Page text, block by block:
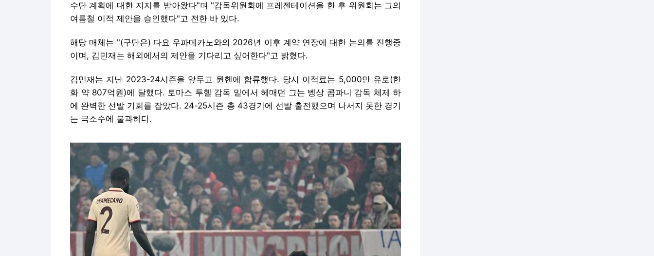
수단 계획에 대한 지지를 받아왔다"며 "감독위원회에 프레젠테이션을 한 후 위원회는 그의
여름철 이적 제안을 승인했다"고 전한 바 있다.
해당 매체는 "(구단은) 다요 우파메카노와의 2026년 이후 계약 연장에 대한 논의를 진행중
이며, 김민재는 해외에서의 제안을 기다리고 싶어한다"고 밝혔다.
김민재는 지난 2023-24시즌을 앞두고 뮌헨에 합류했다. 당시 이적료는 5,000만 유로(한
화 약 807억원)에 달했다. 토마스 투헬 감독 밑에서 헤매던 그는 벵상 콤파니 감독 체제 하
에 완벽한 선발 기회를 잡았다. 24-25시즌 총 43경기에 선발 출전했으며 나서지 못한 경기
는 극소수에 불과하다.